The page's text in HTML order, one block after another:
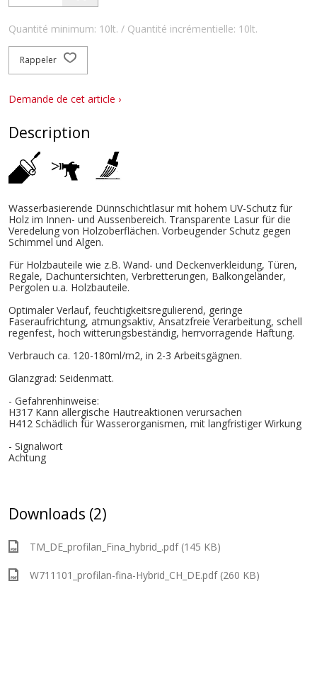
Quantité minimum: 10lt. / Quantité incrémentielle: 10lt.
Rappeler
Demande de cet article ›
Description
Wasserbasierende Dünnschichtlasur mit hohem UV-Schutz für
Holz im Innen- und Aussenbereich. Transparente Lasur für die
Veredelung von Holzoberflächen. Vorbeugender Schutz gegen
Schimmel und Algen.
Für Holzbauteile wie z.B. Wand- und Deckenverkleidung, Türen,
Regale, Dachuntersichten, Verbretterungen, Balkongeländer,
Pergolen u.a. Holzbauteile.
Optimaler Verlauf, feuchtigkeitsregulierend, geringe
Faseraufrichtung, atmungsaktiv, Ansatzfreie Verarbeitung, schell
regenfest, hoch witterungsbeständig, herrvorragende Haftung.
Verbrauch ca. 120-180ml/m2, in 2-3 Arbeitsgägnen.
Glanzgrad: Seidenmatt.
- Gefahrenhinweise:
H317 Kann allergische Hautreaktionen verursachen
H412 Schädlich für Wasserorganismen, mit langfristiger Wirkung
- Signalwort
Achtung
Downloads (2)
TM_DE_profilan_Fina_hybrid_.pdf (145 KB)
W711101_profilan-fina-Hybrid_CH_DE.pdf (260 KB)